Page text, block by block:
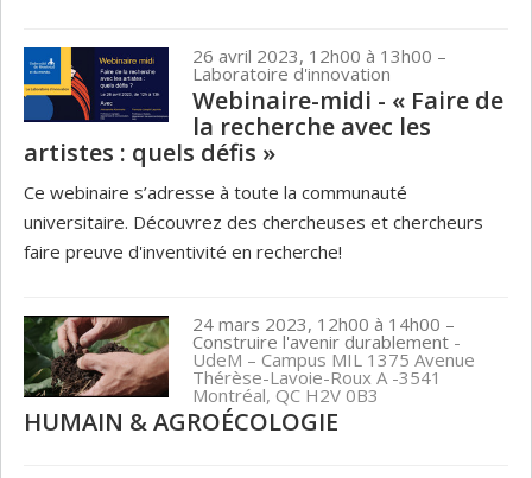
26 avril 2023, 12h00 à 13h00 –
Laboratoire d'innovation
Webinaire-midi - « Faire de
la recherche avec les
artistes : quels défis »
Ce webinaire s’adresse à toute la communauté
universitaire. Découvrez des chercheuses et chercheurs
faire preuve d'inventivité en recherche!
24 mars 2023, 12h00 à 14h00 –
Construire l'avenir durablement -
UdeM – Campus MIL 1375 Avenue
Thérèse-Lavoie-Roux A -3541
Montréal, QC H2V 0B3
HUMAIN & AGROÉCOLOGIE